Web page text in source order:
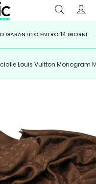
KLARNA,HEYLIGHT, APPAGO
PER NON PERDERE SCONTI E
IMPERDIBILI!
GARANTITO ENTRO 14 GIORNI
Louis Vuitton Monogram